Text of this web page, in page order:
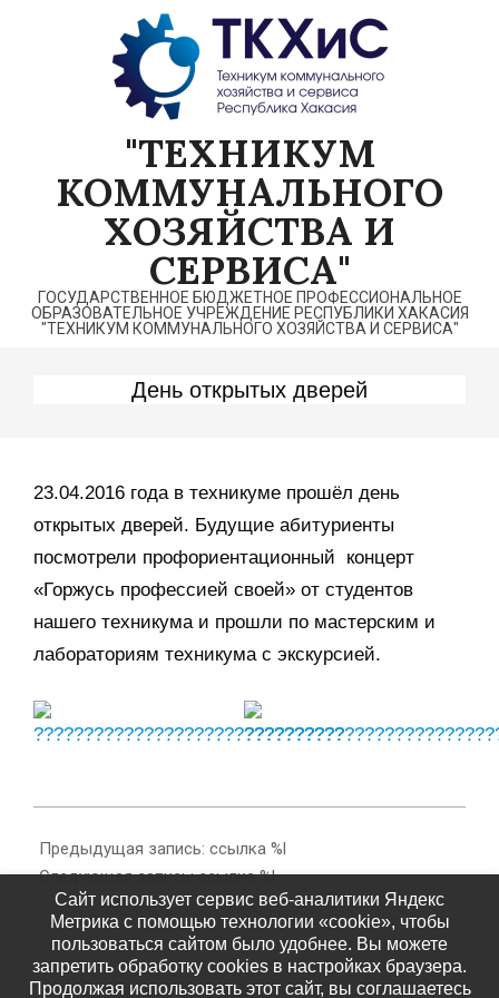
"ТЕХНИКУМ
КОММУНАЛЬНОГО
ХОЗЯЙСТВА И
СЕРВИСА"
ГОСУДАРСТВЕННОЕ БЮДЖЕТНОЕ ПРОФЕССИОНАЛЬНОЕ
ОБРАЗОВАТЕЛЬНОЕ УЧРЕЖДЕНИЕ РЕСПУБЛИКИ ХАКАСИЯ
"ТЕХНИКУМ КОММУНАЛЬНОГО ХОЗЯЙСТВА И СЕРВИСА"
День открытых дверей
23.04.2016 года в техникуме прошёл день
открытых дверей. Будущие абитуриенты
посмотрели профориентационный концерт
«Горжусь профессией своей» от студентов
нашего техникума и прошли по мастерским и
лабораториям техникума с экскурсией.
04-
25
Предыдущая запись: ссылка %l
Следующая запись: ссылка %l
Сайт использует сервис веб-аналитики Яндекс
Метрика с помощью технологии «cookie», чтобы
пользоваться сайтом было удобнее. Вы можете
запретить обработку cookies в настройках браузера.
Продолжая использовать этот сайт, вы соглашаетесь